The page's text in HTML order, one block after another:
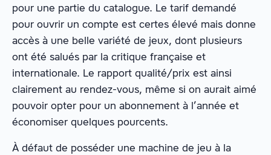
pour une partie du catalogue. Le tarif demandé
pour ouvrir un compte est certes élevé mais donne
accès à une belle variété de jeux, dont plusieurs
ont été salués par la critique française et
internationale. Le rapport qualité/prix est ainsi
clairement au rendez-vous, même si on aurait aimé
pouvoir opter pour un abonnement à l’année et
économiser quelques pourcents.
À défaut de posséder une machine de jeu à la